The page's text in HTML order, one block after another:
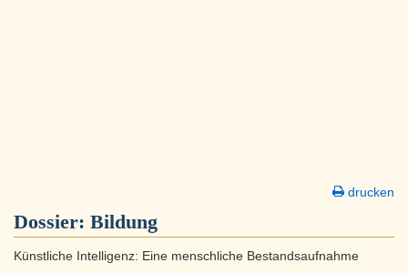
drucken
Dossier: Bildung
Künstliche Intelligenz: Eine menschliche Bestandsaufnahme